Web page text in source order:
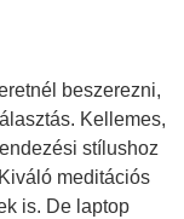
beszerezni,
Kellemes,
stílushoz
meditációs
is. De laptop